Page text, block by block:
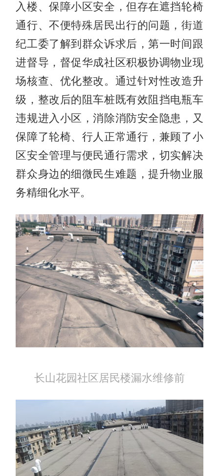
入楼、保障小区安全，但存在遮挡轮椅
通行、不便特殊居民出行的问题，街道
纪工委了解到群众诉求后，第一时间跟
进督导，督促华成社区积极协调物业现
场核查、优化整改。通过针对性改造升
级，整改后的阻车桩既有效阻挡电瓶车
违规进入小区，消除消防安全隐患，又
保障了轮椅、行人正常通行，兼顾了小
区安全管理与便民通行需求，切实解决
群众身边的细微民生难题，提升物业服
务精细化水平。
长山花园社区居民楼漏水维修前